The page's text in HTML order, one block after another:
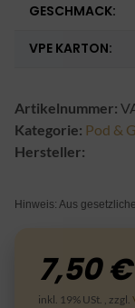
GESCHMACK:
VPE KARTON:
Artikelnummer:
Kategorie: Pod &
Hersteller:
Hinweis: Aus
7,50 €
inkl. 19% USt. , zzgl.